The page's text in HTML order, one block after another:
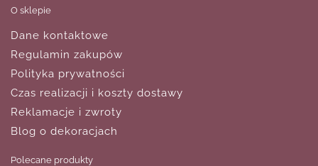
O sklepie
Dane kontaktowe
Regulamin zakupów
Polityka prywatności
Czas realizacji i koszty dostawy
Reklamacje i zwroty
Blog o dekoracjach
Polecane produkty